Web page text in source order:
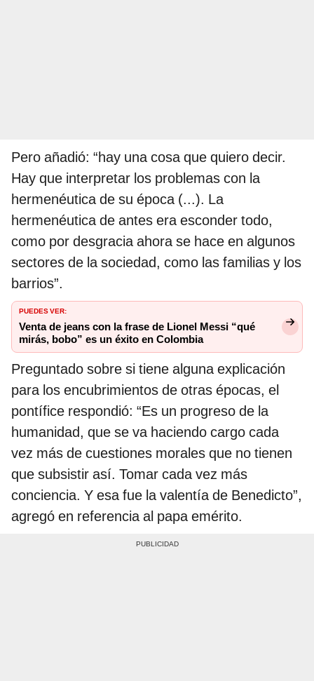
Pero añadió: “hay una cosa que quiero decir.
Hay que interpretar los problemas con la
hermenéutica de su época (...). La
hermenéutica de antes era esconder todo,
como por desgracia ahora se hace en algunos
sectores de la sociedad, como las familias y los
barrios”.
PUEDES VER:
Venta de jeans con la frase de Lionel Messi “qué
mirás, bobo” es un éxito en Colombia
Preguntado sobre si tiene alguna explicación
para los encubrimientos de otras épocas, el
pontífice respondió: “Es un progreso de la
humanidad, que se va haciendo cargo cada
vez más de cuestiones morales que no tienen
que subsistir así. Tomar cada vez más
conciencia. Y esa fue la valentía de Benedicto”,
agregó en referencia al papa emérito.